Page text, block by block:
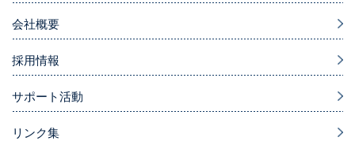
会社概要
採用情報
サポート活動
リンク集